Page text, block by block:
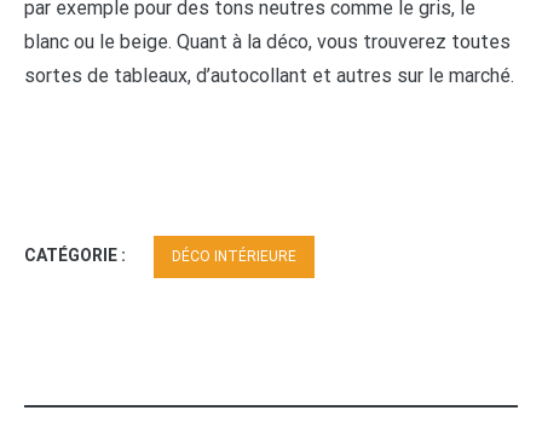
par exemple pour des tons neutres comme le gris, le
blanc ou le beige. Quant à la déco, vous trouverez toutes
sortes de tableaux, d’autocollant et autres sur le marché.
CATÉGORIE : DÉCO INTÉRIEURE